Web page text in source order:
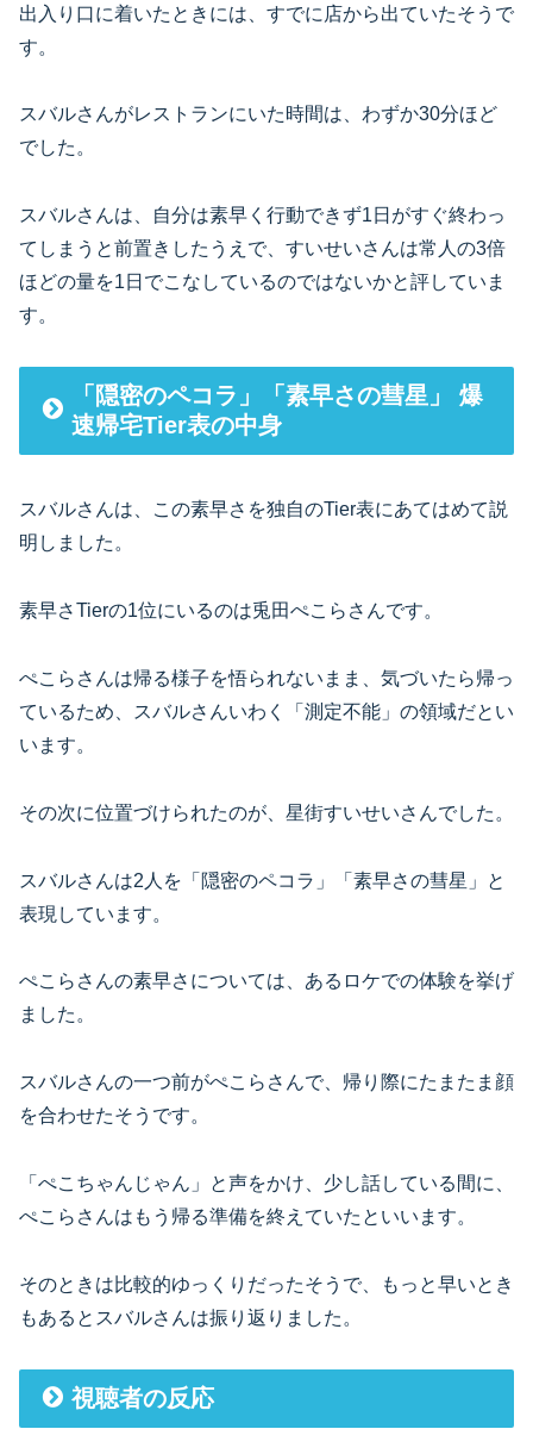
出入り口に着いたときには、すでに店から出ていたそうで
す。
スバルさんがレストランにいた時間は、わずか30分ほど
でした。
スバルさんは、自分は素早く行動できず1日がすぐ終わっ
てしまうと前置きしたうえで、すいせいさんは常人の3倍
ほどの量を1日でこなしているのではないかと評していま
す。
「隠密のペコラ」「素早さの彗星」 爆
速帰宅Tier表の中身
スバルさんは、この素早さを独自のTier表にあてはめて説
明しました。
素早さTierの1位にいるのは兎田ぺこらさんです。
ぺこらさんは帰る様子を悟られないまま、気づいたら帰っ
ているため、スバルさんいわく「測定不能」の領域だとい
います。
その次に位置づけられたのが、星街すいせいさんでした。
スバルさんは2人を「隠密のペコラ」「素早さの彗星」と
表現しています。
ぺこらさんの素早さについては、あるロケでの体験を挙げ
ました。
スバルさんの一つ前がぺこらさんで、帰り際にたまたま顔
を合わせたそうです。
「ぺこちゃんじゃん」と声をかけ、少し話している間に、
ぺこらさんはもう帰る準備を終えていたといいます。
そのときは比較的ゆっくりだったそうで、もっと早いとき
もあるとスバルさんは振り返りました。
視聴者の反応